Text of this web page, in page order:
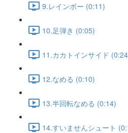
9.レインボー (0:11)
10.足弾き (0:05)
11.カカトインサイド
12.なめる (0:10)
13.半回転なめる (0:14)
14.すいませんシュート